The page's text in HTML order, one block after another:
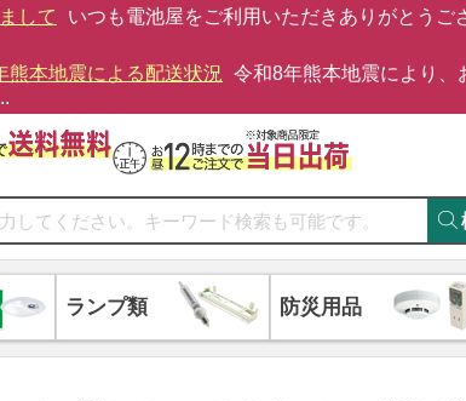
して
いつも電池屋をご利用いただきありがとう
熊本地震による配送状況 令和8年熊本地震により、
ランプ類 防災用品